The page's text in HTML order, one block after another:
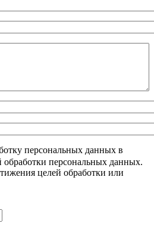
персональных данных в
обработки персональных данных.
целей обработки или